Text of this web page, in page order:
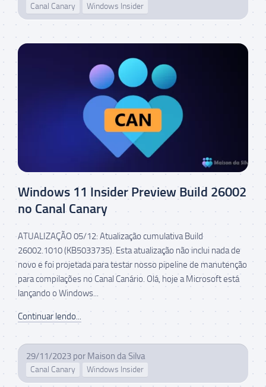
Canal Canary Windows Insider
Windows 11 Insider Preview Build 26002
no Canal Canary
ATUALIZAÇÃO 05/12: Atualização cumulativa Build
26002.1010 (KB5033735). Esta atualização não inclui nada de
novo e foi projetada para testar nosso pipeline de manutenção
para compilações no Canal Canário. Olá, hoje a Microsoft está
lançando o Windows...
Continuar lendo...
29/11/2023 por Maison da Silva
Canal Canary Windows Insider